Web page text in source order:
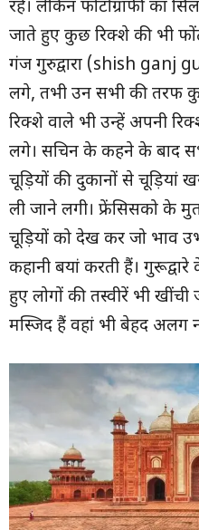
रहे। लेकिन फोटोग्राफी का
जाते हुए कुछ रिक्शे की भी
गंज गुरुद्वारा (shish ganj
लगे, तभी उन सभी की तरफ
रिक्शे वाले भी उन्हें अपनी
लगे। सचिन के कहने के बाद
चूड़ियों की दुकानों से चूड़ियां
ली जाने लगी। फ्रेंसिसको के
चूड़ियों को देख कर जो भाव
कहानी बयां करती हैं।
हुए लोगों की तस्वीरें भी
मस्जिद हैं वहां भी बेहद अलग